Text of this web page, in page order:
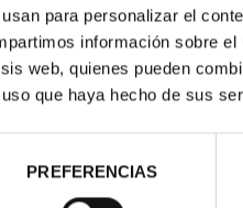
para personalizar el
información sobre
web, quienes pueden
que haya hecho de sus
PREFERENCIAS